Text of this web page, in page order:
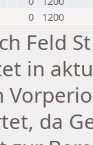
0 1200
Feld
in
da